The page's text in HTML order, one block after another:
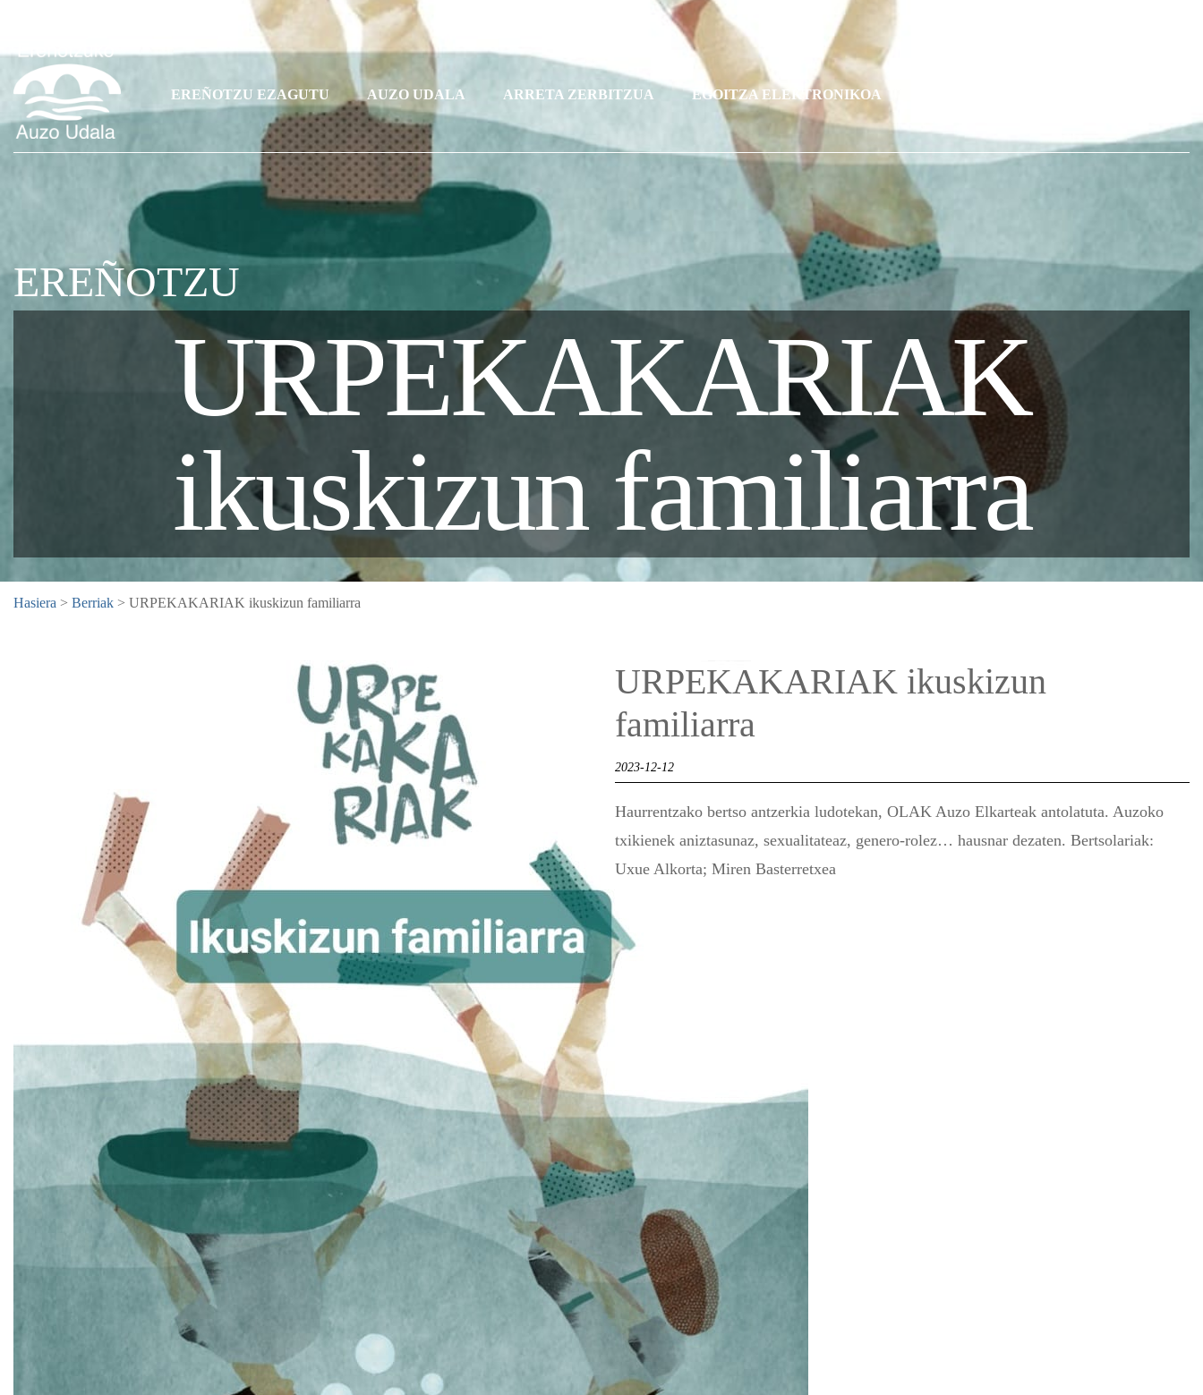
EREÑOTZU EZAGUTU AUZO UDALA ARRETA ZERBITZUA EGOITZA ELEKTRONIKOA
EREÑOTZU
URPEKAKARIAK
ikuskizun familiarra
Hasiera > Berriak > URPEKAKARIAK ikuskizun familiarra
URPEKAKARIAK ikuskizun
familiarra
2023-12-12
Haurrentzako bertso antzerkia ludotekan, OLAK Auzo Elkarteak antolatuta. Auzoko
txikienek aniztasunaz, sexualitateaz, genero-rolez… hausnar dezaten. Bertsolariak:
Uxue Alkorta; Miren Basterretxea